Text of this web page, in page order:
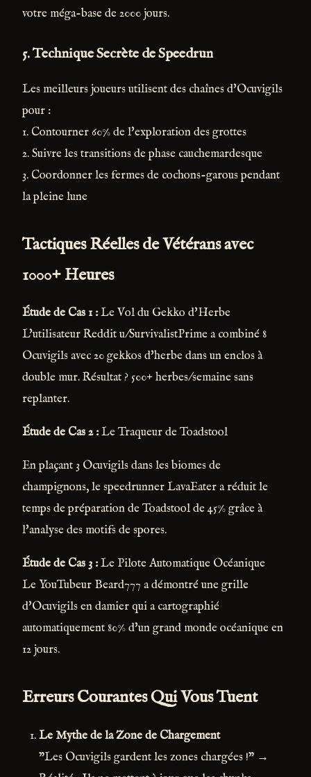
votre méga-base de 2000 jours.
5. Technique Secrète de Speedrun
Les meilleurs joueurs utilisent des chaînes d'Ocuvigils
pour :
1. Contourner 60% de l'exploration des grottes
2. Suivre les transitions de phase cauchemardesque
3. Coordonner les fermes de cochons-garous pendant
la pleine lune
Tactiques Réelles de Vétérans avec
1000+ Heures
Étude de Cas 1 :Le Vol du Gekko d'Herbe
L'utilisateur Reddit u/SurvivalistPrime a combiné 8
Ocuvigils avec 20 gekkos d'herbe dans un enclos à
double mur. Résultat ? 500+ herbes/semaine sans
replanter.
Étude de Cas 2 :Le Traqueur de Toadstool
En plaçant 3 Ocuvigils dans les biomes de
champignons, le speedrunner LavaEater a réduit le
temps de préparation de Toadstool de 45% grâce à
l'analyse des motifs de spores.
Étude de Cas 3 :Le Pilote Automatique Océanique
Le YouTubeur Beard777 a démontré une grille
d'Ocuvigils en damier qui a cartographié
automatiquement 80% d'un grand monde océanique en
12 jours.
Erreurs Courantes Qui Vous Tuent
Le Mythe de la Zone de Chargement
"Les Ocuvigils gardent les zones chargées !" →